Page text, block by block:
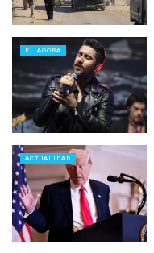
EL AGORA
ACTUALIDAD